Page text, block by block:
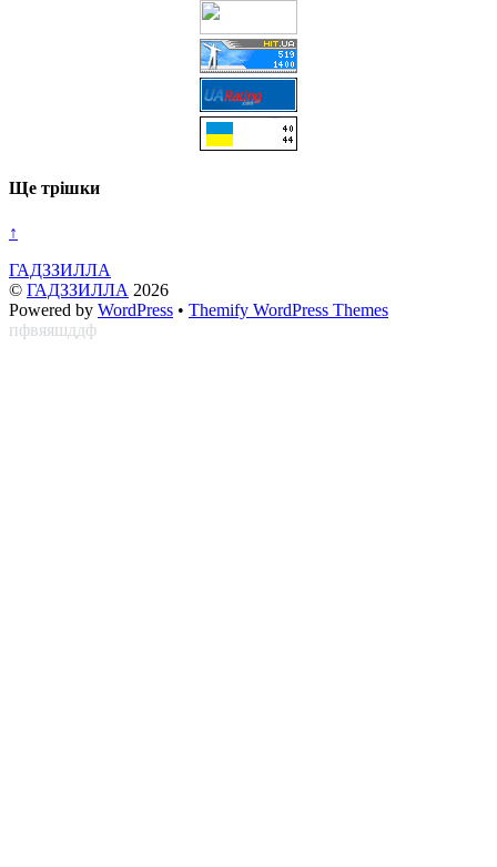
Ще трішки
↑
ГАДЗЗИЛЛА
© ГАДЗЗИЛЛА 2026
Powered by WordPress • Themify WordPress Themes
пфвяяшддф